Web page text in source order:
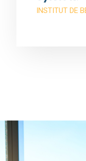
James M.